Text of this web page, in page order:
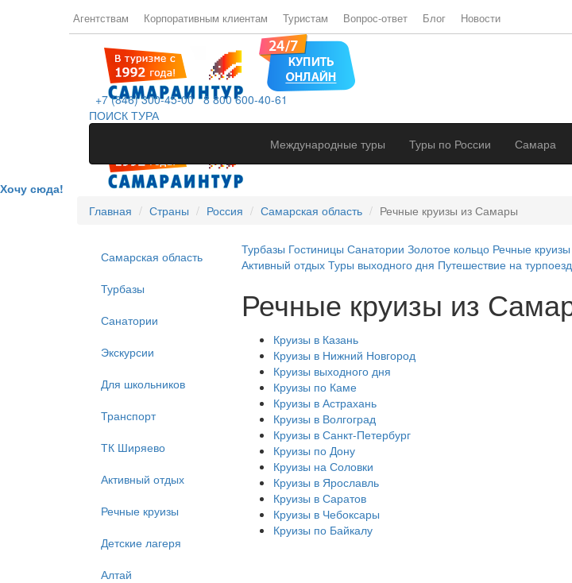
Агентствам Корпоративным клиентам Туристам Вопрос-ответ Блог Новости
+7 (846) 300-45-00 8 800 600-40-61
ПОИСК ТУРА
Международные туры
Туры по России Самара
Хочу сюда!
Главная
Страны Россия Самарская область Речные круизы из Самары
Самарская область
Турбазы
Санатории
Экскурсии
Для школьников
Транспорт
ТК Ширяево
Активный отдых
Речные круизы
Детские лагеря
Алтай
Турбазы Гостиницы Санатории Золотое кольцо Речные круизы
Активный отдых Туры выходного дня Путешествие на
Речные круизы из
Круизы в Казань
Круизы в Нижний Новгород
Круизы выходного дня
Круизы по Каме
Круизы в Астрахань
Круизы в Волгоград
Круизы в Санкт-Петербург
Круизы по Дону
Круизы на Соловки
Круизы в Ярославль
Круизы в Саратов
Круизы в Чебоксары
Круизы по Байкалу